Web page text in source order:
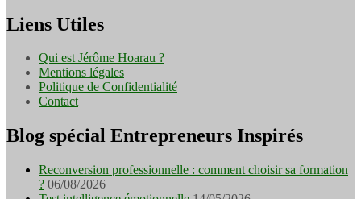
Liens Utiles
Qui est Jérôme Hoarau ?
Mentions légales
Politique de Confidentialité
Contact
Blog spécial Entrepreneurs Inspirés
Reconversion professionnelle : comment choisir sa formation
? 06/08/2026